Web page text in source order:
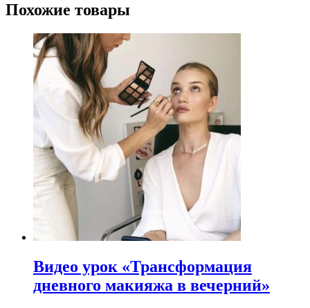
Похожие товары
Видео урок «Трансформация
дневного макияжа в вечерний»